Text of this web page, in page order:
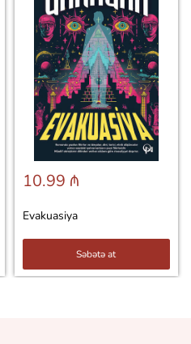
10.99 ₼
Evakuasiya
Səbətə at